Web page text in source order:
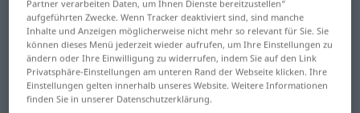
Wörter auf Deutsch, die mit H
beginnen – harmonisch ...
Hauptsache
Partner verarbeiten Daten, um Ihnen Dienste bereitzustellen“
aufgeführten Zwecke. Wenn Tracker deaktiviert sind, sind manche
Inhalte und Anzeigen möglicherweise nicht mehr so relevant für Sie. Sie
können dieses Menü jederzeit wieder aufrufen, um Ihre Einstellungen zu
ändern oder Ihre Einwilligung zu widerrufen, indem Sie auf den Link
Privatsphäre-Einstellungen am unteren Rand der Webseite klicken. Ihre
Einstellungen gelten innerhalb unseres Website. Weitere Informationen
finden Sie in unserer Datenschutzerklärung.